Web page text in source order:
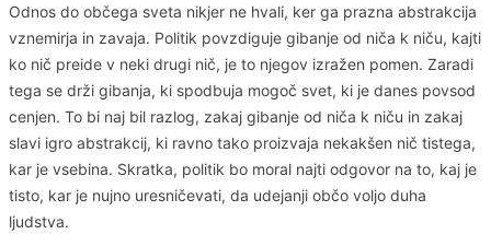
Odnos do občega sveta nikjer ne hvali, ker ga prazna abstrakcija
vznemirja in zavaja. Politik povzdiguje gibanje od niča k niču, kajti
ko nič preide v neki drugi nič, je to njegov izražen pomen. Zaradi
tega se drži gibanja, ki spodbuja mogoč svet, ki je danes povsod
cenjen. To bi naj bil razlog, zakaj gibanje od niča k niču in zakaj
slavi igro abstrakcij, ki ravno tako proizvaja nekakšen nič tistega,
kar je vsebina. Skratka, politik bo moral najti odgovor na to, kaj je
tisto, kar je nujno uresničevati, da udejanji občo voljo duha
ljudstva.